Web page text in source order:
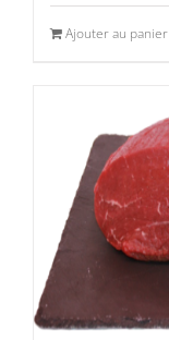
Ajouter au panier